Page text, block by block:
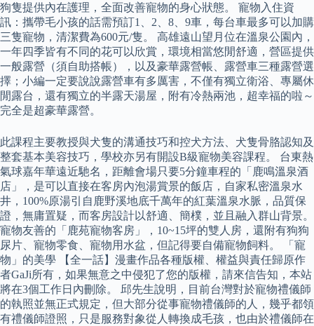
狗隻提供內在護理，全面改善寵物的身心狀態。 寵物入住資
訊：攜帶毛小孩的話需預訂1、2、8、9車，每台車最多可以加購
三隻寵物，清潔費為600元/隻。 高雄遠山望月位在溫泉公園內，
一年四季皆有不同的花可以欣賞，環境相當悠閒舒適，營區提供
一般露營（須自助搭帳），以及豪華露營帳、露營車三種露營選
擇；小編一定要說說露營車有多厲害，不僅有獨立衛浴、專屬休
閒露台，還有獨立的半露天湯屋，附有冷熱兩池，超幸福的啦～
完全是超豪華露營。
此課程主要教授與犬隻的溝通技巧和控犬方法、犬隻骨胳認知及
整套基本美容技巧，學校亦另有開設B級寵物美容課程。 台東熱
氣球嘉年華遠近馳名，距離會場只要5分鐘車程的「鹿鳴溫泉酒
店」，是可以直接在客房內泡湯賞景的飯店，自家私密溫泉水
井，100%原湯引自鹿野溪地底千萬年的紅葉溫泉水脈，品質保
證，無庸置疑，而客房設計以舒適、簡樸，並且融入群山背景。
寵物友善的「鹿苑寵物客房」，10~15坪的雙人房，還附有狗狗
尿片、寵物零食、寵物用水盆，但記得要自備寵物飼料。 「寵
物」的美學 【全一話】漫畫作品各種版權、權益與責任歸原作
者GaJi所有，如果無意之中侵犯了您的版權，請來信告知，本站
將在3個工作日內刪除。 邱先生說明，目前台灣對於寵物禮儀師
的執照並無正式規定，但大部分從事寵物禮儀師的人，幾乎都領
有禮儀師證照，只是服務對象從人轉換成毛孩，也由於禮儀師在